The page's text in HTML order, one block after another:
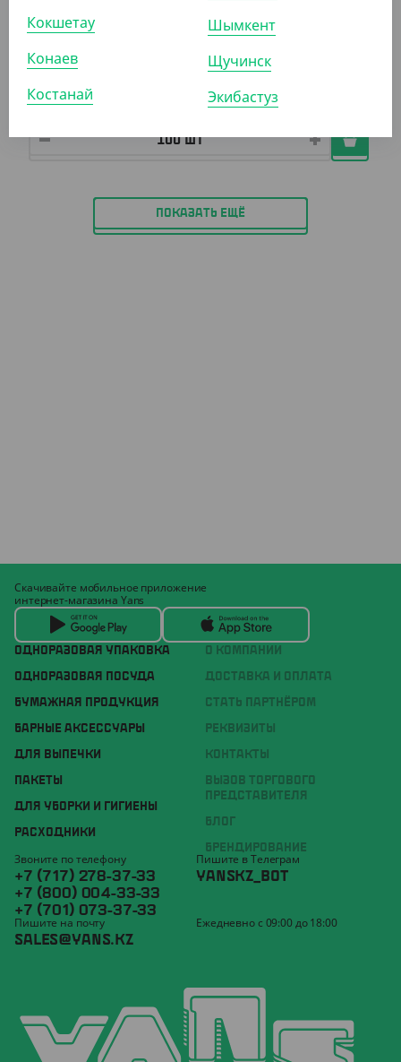
870₸
Соусница 80 мл, d 74 мм, без крышки, Cyclyc
ПОКАЗАТЬ ЕЩЁ
ОДНОРАЗОВАЯ УПАКОВКА
ОДНОРАЗОВАЯ ПОСУДА
БУМАЖНАЯ ПРОДУКЦИЯ
БАРНЫЕ АКСЕССУАРЫ
ДЛЯ ВЫПЕЧКИ
ПАКЕТЫ
ДЛЯ УБОРКИ И ГИГИЕНЫ
РАСХОДНИКИ
О КОМПАНИИ
ДОСТАВКА И ОПЛАТА
СТАТЬ ПАРТНЁРОМ
РЕКВИЗИТЫ
КОНТАКТЫ
ВЫЗОВ ТОРГОВОГО
ПРЕДСТАВИТЕЛЯ
БЛОГ
БРЕНДИРОВАНИЕ
Скачивайте мобильное приложение
интернет-магазина Yans
Звоните по телефону
+7 (717) 278-37-33
+7 (800) 004-33-33
+7 (701) 073-37-33
Пишите в Телеграм
YANSKZ_BOT
Пишите на почту
SALES@YANS.KZ
Ежедневно с 09:00 до 18:00
Кокшетау
Конаев
Костанай
Шымкент
Щучинск
Экибастуз